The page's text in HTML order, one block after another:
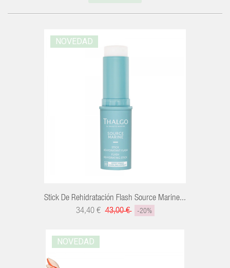
NOVEDAD
Stick De Rehidratación Flash Source Marine...
34,40 € 43,00 € -20%
NOVEDAD